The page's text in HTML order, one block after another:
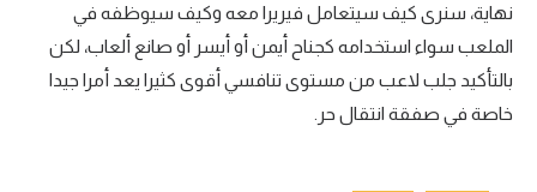
نهاية، سنرى كيف سيتعامل فيريرا معه وكيف سيوظفه في
الملعب سواء استخدامه كجناح أيمن أو أيسر أو صانع ألعاب، لكن
بالتأكيد جلب لاعب من مستوى تنافسي أقوى كثيرا يعد أمرا جيدا
خاصة في صفقة انتقال حر.